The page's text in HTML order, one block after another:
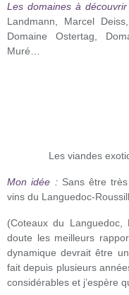
Les domaines à
Landmann, Marcel
Domaine Ostertag,
Muré…
Les viandes
Mon idée :Sans être très
vins du Languedoc-
(Coteaux du
doute les meilleurs
dynamique devrait être
fait depuis plusieurs
considérables et j’espère